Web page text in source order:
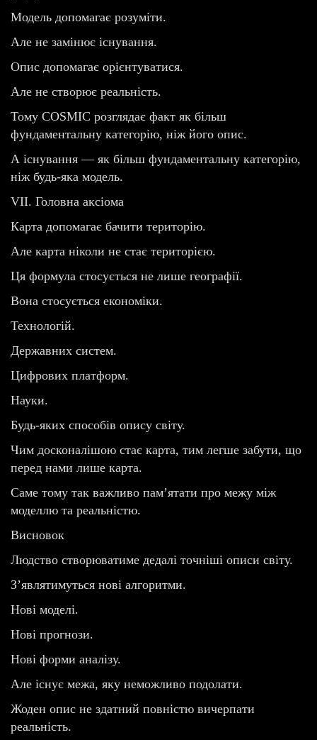
Модель допомагає розуміти.
Але не замінює існування.
Опис допомагає орієнтуватися.
Але не створює реальність.
Тому COSMIC розглядає факт як більш
фундаментальну категорію, ніж його опис.
А існування — як більш фундаментальну категорію,
ніж будь-яка модель.
VII. Головна аксіома
Карта допомагає бачити територію.
Але карта ніколи не стає територією.
Ця формула стосується не лише географії.
Вона стосується економіки.
Технологій.
Державних систем.
Цифрових платформ.
Науки.
Будь-яких способів опису світу.
Чим досконалішою стає карта, тим легше забути, що
перед нами лише карта.
Саме тому так важливо пам’ятати про межу між
моделлю та реальністю.
Висновок
Людство створюватиме дедалі точніші описи світу.
З’являтимуться нові алгоритми.
Нові моделі.
Нові прогнози.
Нові форми аналізу.
Але існує межа, яку неможливо подолати.
Жоден опис не здатний повністю вичерпати
реальність.